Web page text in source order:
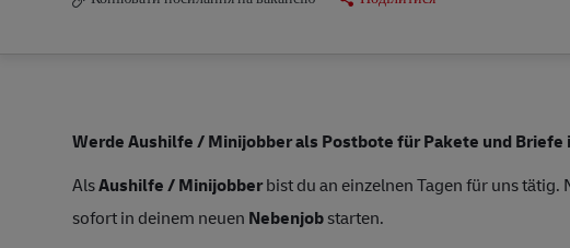
Werde Aushilfe / Minijobber als Postbote für Pakete und Briefe
AlsAushilfe / Minijobberbist du an einzelnen Tagen für uns
sofort in deinem neuen Nebenjobstarten.